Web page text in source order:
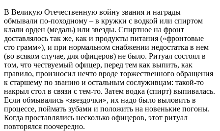
В Великую Отечественную войну звания и награды
обмывали по-походному – в кружки с водкой или спиртом
клали орден (медаль) или звезды. Спиртное на фронт
доставлялось так же, как и продукты питания («фронтовые
сто грамм»), и при нормальном снабжении недостатка в нем
(во всяком случае, для офицеров) не было. Ритуал состоял в
том, что чествуемый офицер, перед тем как выпить, как
правило, произносил нечто вроде торжественного обращения
к старшему по званию и остальным сослуживцам: такой-то
накрыл стол в связи с тем-то. Затем водка (спирт) выпивалась.
Если обмывались «звездочки», их надо было выловить в
процессе, поймать зубами и положить на новенькие погоны.
Когда проставлялись несколько офицеров, этот ритуал
повторялся поочередно.